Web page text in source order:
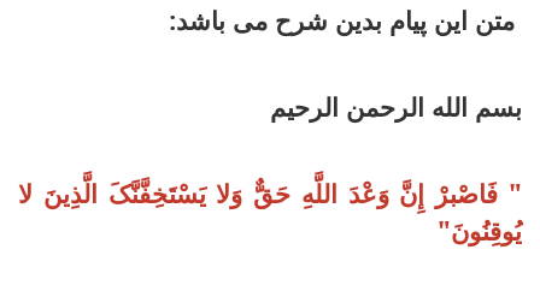
متن این پیام بدین شرح می باشد:
بسم الله الرحمن الرحیم
" فَاصْبرْ إِنَّ وَعْدَ اللَّهِ حَقٌّ وَلا یَسْتَخِفَّنَّکَ الَّذِینَ لا
یُوقِنُونَ"